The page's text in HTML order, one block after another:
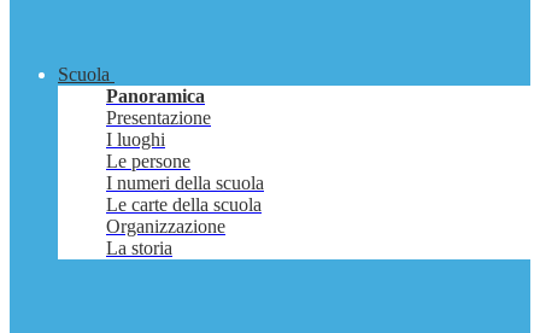
Scuola
Panoramica
Presentazione
I luoghi
Le persone
I numeri della scuola
Le carte della scuola
Organizzazione
La storia